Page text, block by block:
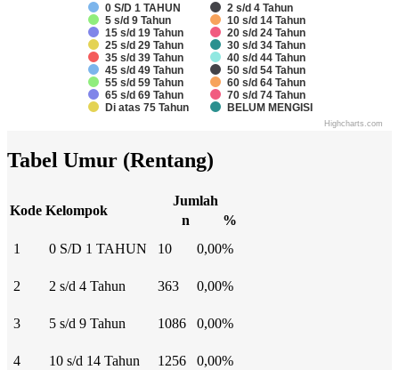
0 S/D 1 TAHUN
2 s/d 4 Tahun
5 s/d 9 Tahun
10 s/d 14 Tahun
15 s/d 19 Tahun
20 s/d 24 Tahun
25 s/d 29 Tahun
30 s/d 34 Tahun
35 s/d 39 Tahun
40 s/d 44 Tahun
45 s/d 49 Tahun
50 s/d 54 Tahun
55 s/d 59 Tahun
60 s/d 64 Tahun
65 s/d 69 Tahun
70 s/d 74 Tahun
Di atas 75 Tahun
BELUM MENGISI
Highcharts.com
Tabel Umur (Rentang)
Kode Kelompok
Jumlah
n
%
1
0 S/D 1 TAHUN 10 0,00%
2 2 s/d 4 Tahun 363 0,00%
3 5 s/d 9 Tahun 1086 0,00%
4 10 s/d 14 Tahun 1256 0,00%